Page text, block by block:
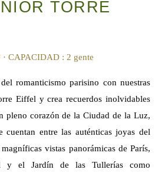
TORRE
· CAPACIDAD : 2 gente
romanticismo parisino con nuestras
Eiffel y crea recuerdos inolvidables
pleno corazón de la Ciudad de la Luz,
cuentan entre las auténticas joyas del
vistas panorámicas de París,
y el Jardín de las Tullerías como